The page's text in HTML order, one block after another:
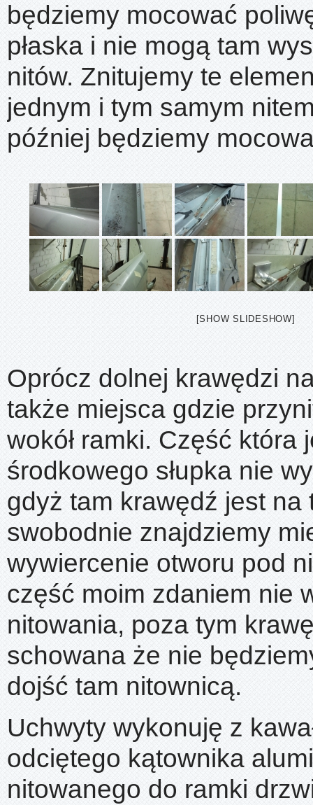
będziemy mocować
płaska i nie mogą tam
nitów. Znitujemy te
jednym i tym samym
później będziemy
[SHOW SLIDESHOW]
Oprócz dolnej krawędzi
także miejsca gdzie
wokół ramki. Część która
środkowego słupka nie
gdyż tam krawędź jest na
swobodnie znajdziemy
wywiercenie otworu pod
część moim zdaniem nie
nitowania, poza tym
schowana że nie
dojść tam nitownicą.
Uchwyty wykonuję z
odciętego kątownika
nitowanego do ramki